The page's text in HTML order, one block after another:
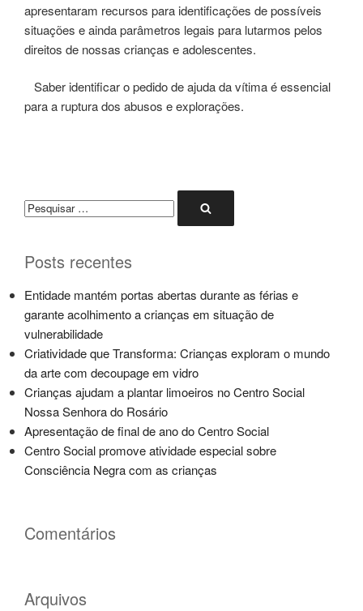
apresentaram recursos para identificações de possíveis
situações e ainda parâmetros legais para lutarmos pelos
direitos de nossas crianças e adolescentes.
Saber identificar o pedido de ajuda da vítima é essencial
para a ruptura dos abusos e explorações.
Pesquisar
por:
Posts recentes
Entidade mantém portas abertas durante as férias e
garante acolhimento a crianças em situação de
vulnerabilidade
Criatividade que Transforma: Crianças exploram o mundo
da arte com decoupage em vidro
Crianças ajudam a plantar limoeiros no Centro Social
Nossa Senhora do Rosário
Apresentação de final de ano do Centro Social
Centro Social promove atividade especial sobre
Consciência Negra com as crianças
Comentários
Arquivos